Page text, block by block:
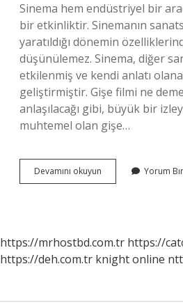
Sinema hem endüstriyel bir
bir etkinliktir. Sinemanın
yaratıldığı dönemin
düşünülemez. Sinema, diğer
etkilenmiş ve kendi anlatı
geliştirmiştir. Gişe filmi ne
anlaşılacağı gibi, büyük bir
muhtemel olan gişe…
Devamını okuyun Sanatsal
Film
Yorum
https://mrhostbd.com.tr https://
https://deh.com.tr knight online